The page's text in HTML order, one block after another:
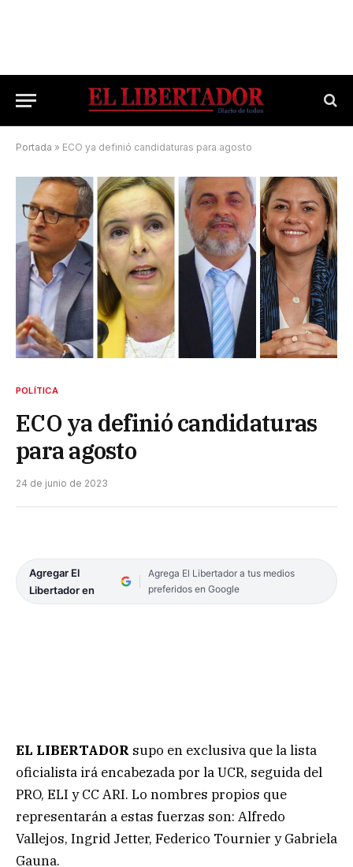
Portada » ECO ya definió candidaturas para agosto
POLÍTICA
ECO ya definió candidaturas
para agosto
24 de junio de 2023
Agregar El
Libertador en
Agrega El Libertador a tus medios
preferidos en Google
EL LIBERTADOR supo en exclusiva que la lista
oficialista irá encabezada por la UCR, seguida del
PRO, ELI y CC ARI. Lo nombres propios que
representarán a estas fuerzas son: Alfredo
Vallejos, Ingrid Jetter, Federico Tournier y Gabriela
Gauna.